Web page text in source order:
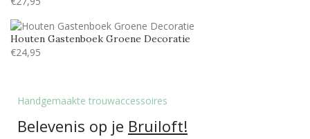
Houten Gastenboek Groene Decoratie
€24,95
Handgemaakte trouwaccessoires
Belevenis op je Bruiloft!